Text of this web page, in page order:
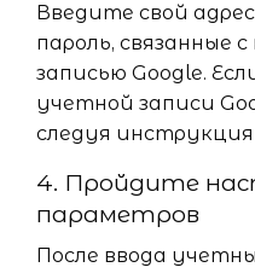
Введите свой
пароль, связанные
записью Google.
учетной записи
следуя
4. Пройдите
параметров
После ввода